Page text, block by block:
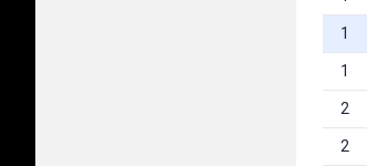
1
1
2
2